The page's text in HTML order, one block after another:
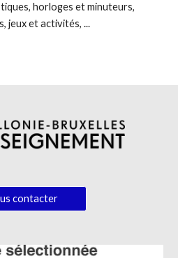
horloges et minuteurs,
jeux et activités, ...
contacter